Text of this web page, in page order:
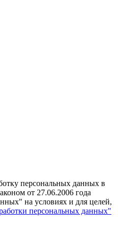
персональных данных в
от 27.06.2006 года
на условиях и для целей,
персональных данных"